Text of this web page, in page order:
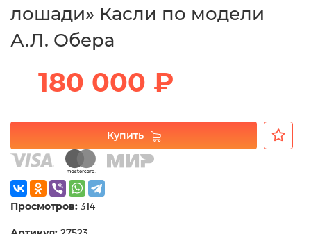
лошади» Касли по модели
А.Л. Обера
180 000 ₽
Купить
Просмотров: 314